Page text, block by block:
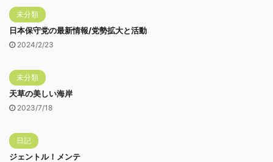
未分類
日本保守党の最新情報/党勢拡大と活動
2024/2/23
未分類
天草の美しい海岸
2023/7/18
日記
ジェントル！メンテ